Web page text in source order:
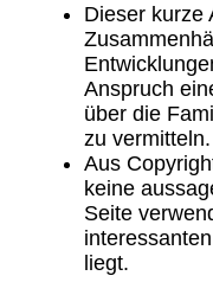
Dieser kurze
Anspruch
über die
zu vermitteln.
Aus
keine
Seite
liegt.